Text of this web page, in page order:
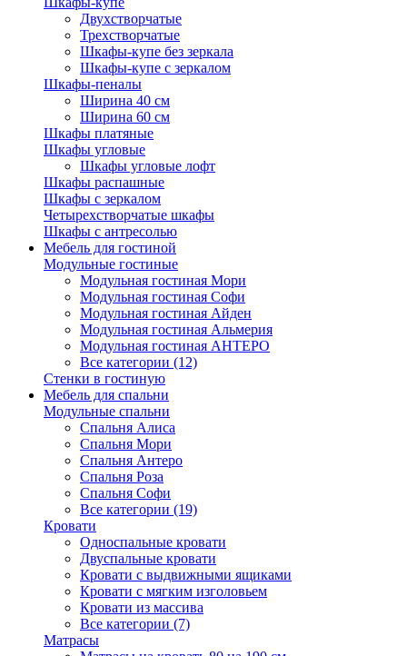
Двухстворчатые
Трехстворчатые
Шкафы-купе без зеркала
Шкафы-купе с зеркалом
Шкафы-пеналы
Ширина 40 см
Ширина 60 см
Шкафы платяные
Шкафы угловые
Шкафы угловые лофт
Шкафы распашные
Шкафы с зеркалом
Четырехстворчатые шкафы
Шкафы с антресолью
Мебель для гостиной
Модульные гостиные
Модульная гостиная Мори
Модульная гостиная Софи
Модульная гостиная Айден
Модульная гостиная Альмерия
Модульная гостиная АНТЕРО
Все категории (12)
Стенки в гостиную
Мебель для спальни
Модульные спальни
Спальня Алиса
Спальня Мори
Спальня Антеро
Спальня Роза
Спальня Софи
Все категории (19)
Кровати
Односпальные кровати
Двуспальные кровати
Кровати с выдвижными ящиками
Кровати с мягким изголовьем
Кровати из массива
Все категории (7)
Матрасы